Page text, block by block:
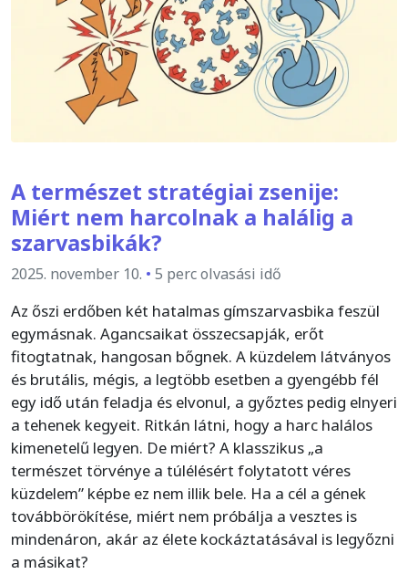
A természet stratégiai zsenije:
Miért nem harcolnak a halálig a
szarvasbikák?
2025. november 10. • 5 perc olvasási idő
Az őszi erdőben két hatalmas gímszarvasbika feszül
egymásnak. Agancsaikat összecsapják, erőt
fitogtatnak, hangosan bőgnek. A küzdelem látványos
és brutális, mégis, a legtöbb esetben a gyengébb fél
egy idő után feladja és elvonul, a győztes pedig elnyeri
a tehenek kegyeit. Ritkán látni, hogy a harc halálos
kimenetelű legyen. De miért? A klasszikus „a
természet törvénye a túlélésért folytatott véres
küzdelem” képbe ez nem illik bele. Ha a cél a gének
továbbörökítése, miért nem próbálja a vesztes is
mindenáron, akár az élete kockáztatásával is legyőzni
a másikat?